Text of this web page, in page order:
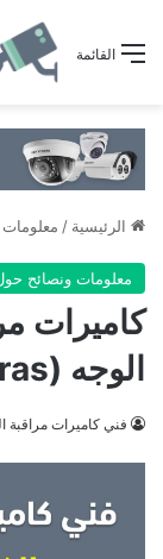
القائمة
الرئيسية / معلومات
معلومات ونصائح
كاميرات
الوجه (AI Cameras)
فني كاميرات مراقبة